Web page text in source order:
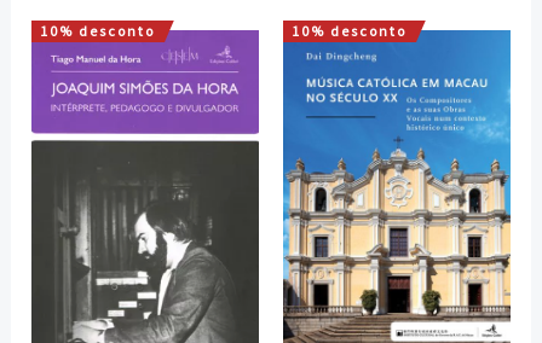
10% desconto
O
preço
original
era:
15,00 €.
O
preço
atual
é:
13,50 €.
10% desconto
O
preço
original
era:
18,00 €.
O
atual
é:
16,20 €.